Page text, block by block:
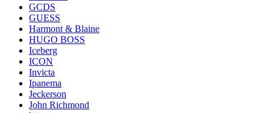
GCDS
GUESS
Harmont & Blaine
HUGO BOSS
Iceberg
ICON
Invicta
Ipanema
Jeckerson
John Richmond